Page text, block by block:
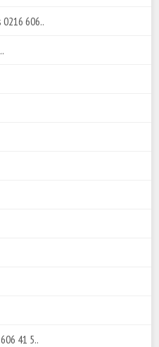
606..
41 5..